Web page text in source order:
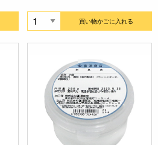
買い物かごに入れる